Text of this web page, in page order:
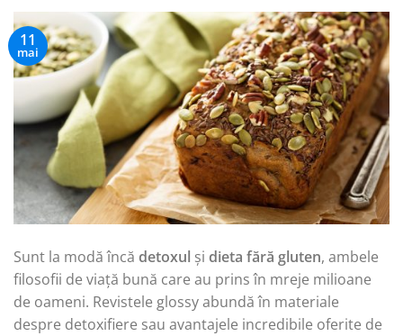
11
mai
Sunt la modă încă detoxul și dieta fără gluten, ambele
filosofii de viață bună care au prins în mreje milioane
de oameni. Revistele glossy abundă în materiale
despre detoxifiere sau avantajele incredibile oferite de